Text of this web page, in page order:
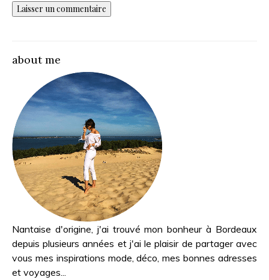
about me
Nantaise d'origine, j'ai trouvé mon bonheur à Bordeaux
depuis plusieurs années et j'ai le plaisir de partager avec
vous mes inspirations mode, déco, mes bonnes adresses
et voyages...